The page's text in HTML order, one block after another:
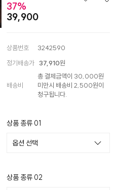
37%
39,900
상품번호
3242590
정기배송가
37,910원
배송비
총 결제금액이 30,000원
미만시 배송비 2,500원이
청구됩니다.
상품 종류 01
상품 종류 02